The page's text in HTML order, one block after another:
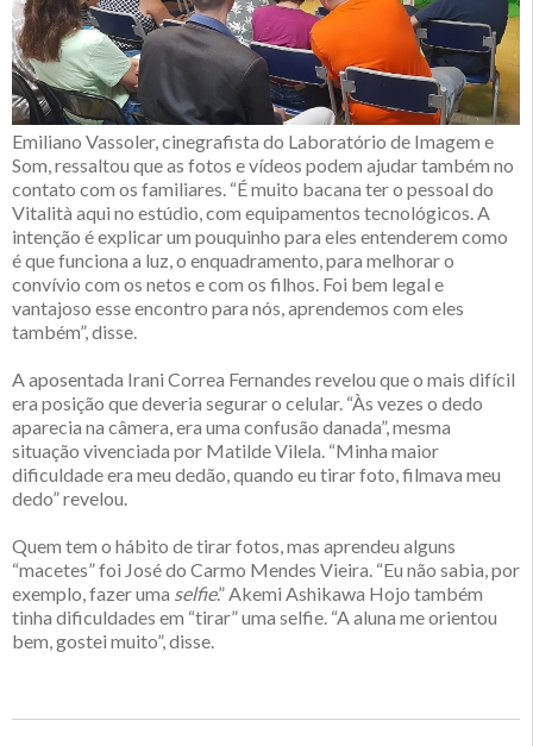
Emiliano Vassoler, cinegrafista do Laboratório de Imagem e
Som, ressaltou que as fotos e vídeos podem ajudar também no
contato com os familiares. “É muito bacana ter o pessoal do
Vitalità aqui no estúdio, com equipamentos tecnológicos. A
intenção é explicar um pouquinho para eles entenderem como
é que funciona a luz, o enquadramento, para melhorar o
convívio com os netos e com os filhos. Foi bem legal e
vantajoso esse encontro para nós, aprendemos com eles
também”, disse.
A aposentada Irani Correa Fernandes revelou que o mais difícil
era posição que deveria segurar o celular. “Às vezes o dedo
aparecia na câmera, era uma confusão danada”, mesma
situação vivenciada por Matilde Vilela. “Minha maior
dificuldade era meu dedão, quando eu tirar foto, filmava meu
dedo” revelou.
Quem tem o hábito de tirar fotos, mas aprendeu alguns
“macetes” foi José do Carmo Mendes Vieira. “Eu não sabia, por
exemplo, fazer uma selfie.” Akemi Ashikawa Hojo também
tinha dificuldades em “tirar” uma selfie. “A aluna me orientou
bem, gostei muito”, disse.